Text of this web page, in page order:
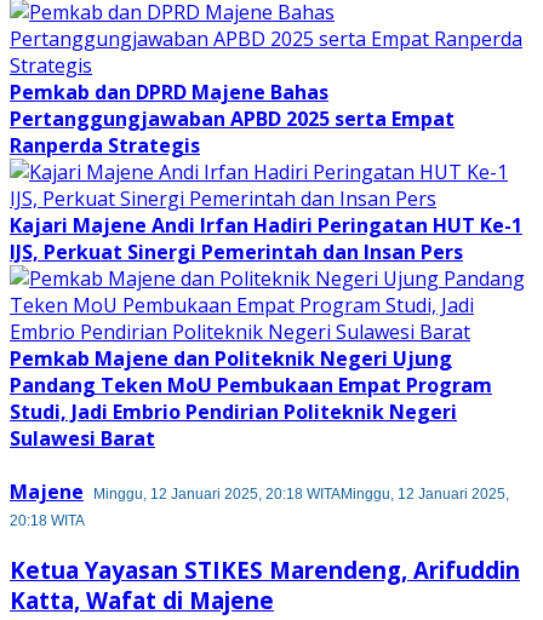
Pemkab dan DPRD Majene Bahas
Pertanggungjawaban APBD 2025 serta Empat
Ranperda Strategis
Kajari Majene Andi Irfan Hadiri Peringatan HUT Ke-1
IJS, Perkuat Sinergi Pemerintah dan Insan Pers
Pemkab Majene dan Politeknik Negeri Ujung
Pandang Teken MoU Pembukaan Empat Program
Studi, Jadi Embrio Pendirian Politeknik Negeri
Sulawesi Barat
Majene
Minggu, 12 Januari 2025, 20:18 WITAMinggu, 12 Januari 2025,
20:18 WITA
Ketua Yayasan STIKES Marendeng, Arifuddin
Katta, Wafat di Majene